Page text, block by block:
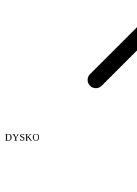
DYSKO